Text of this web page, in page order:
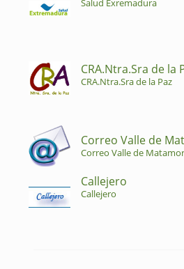
CRA.Ntra.Sra de la
CRA.Ntra.Sra de la Paz
Correo Valle de
Correo Valle de
Callejero
Callejero